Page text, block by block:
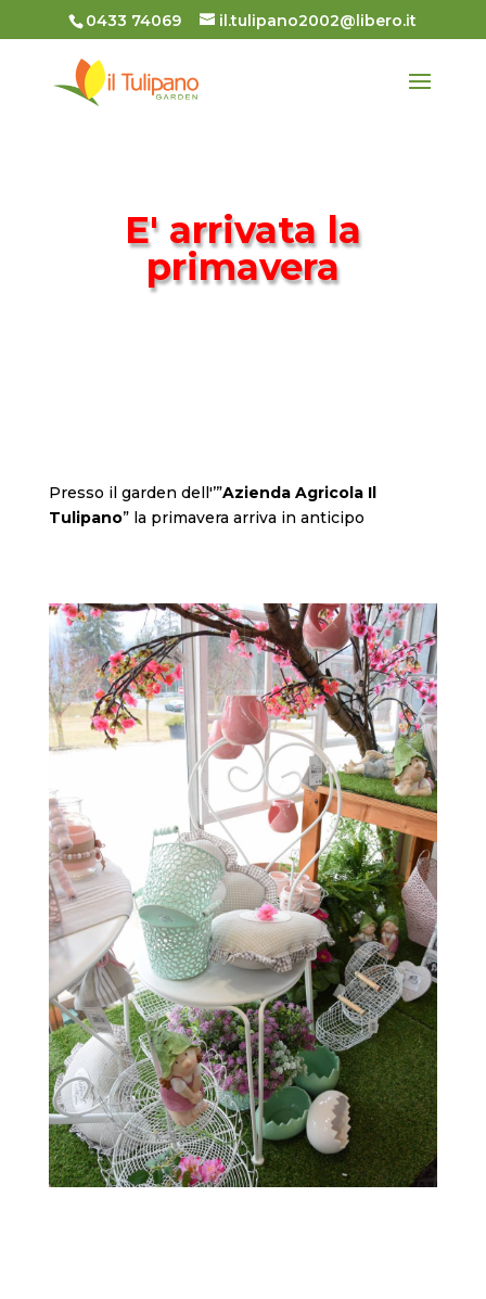
0433 74069 il.tulipano2002@libero.it
E' arrivata la
primavera
Presso il garden dell'’”Azienda Agricola Il
Tulipano” la primavera arriva in anticipo